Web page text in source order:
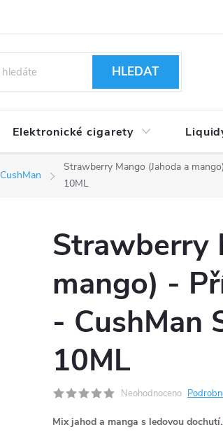
HLEDAT
Elektronické cigarety
CushMan
Strawberry Mango (Jahoda a
10ML
Strawberry
mango) -
- CushMan
10ML
Neohodnoceno
Mix jahod a manga s ledovou